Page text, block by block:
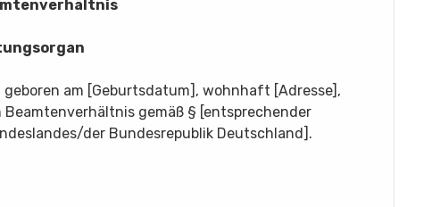
am [Geburtsdatum], wohnhaft [Adresse],
gemäß § [entsprechender
der Bundesrepublik Deutschland].